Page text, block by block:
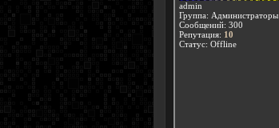
admin
Группа: Администраторы
Сообщений: 300
Репутация: 10
Статус: Offline